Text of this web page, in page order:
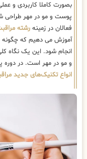
بصورت کاملا کاربردی و
پوست و مو در مهر طراحی
فعالان در زمینه رشته
آموزش می دهیم که چگونه
انجام شود. این یک نگاه
و مو در مهر است. در دوره
انواع تکنیک‌های جدید